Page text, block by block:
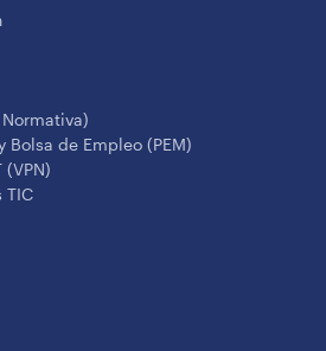
Bolsa de Empleo (PEM)
(VPN)
TIC